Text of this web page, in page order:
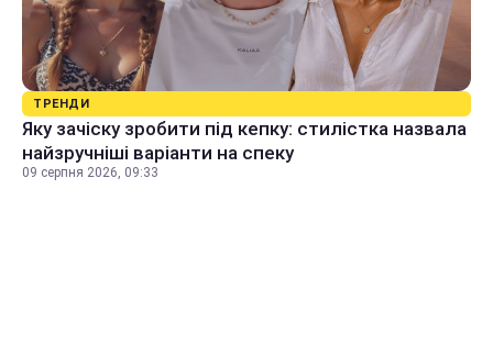
ТРЕНДИ
Яку зачіску зробити під кепку: стилістка назвала
найзручніші варіанти на спеку
09 серпня 2026, 09:33